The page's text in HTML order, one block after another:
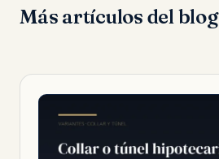
Más artículos del blog